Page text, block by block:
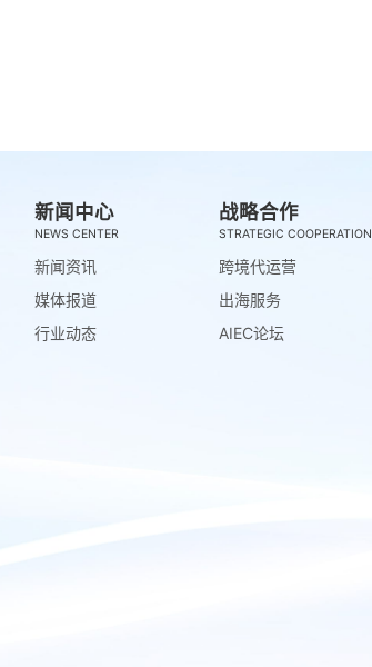
新闻中心
NEWS CENTER
新闻资讯
媒体报道
行业动态
战略合作
STRATEGIC COOPERATION
跨境代运营
出海服务
AIEC论坛